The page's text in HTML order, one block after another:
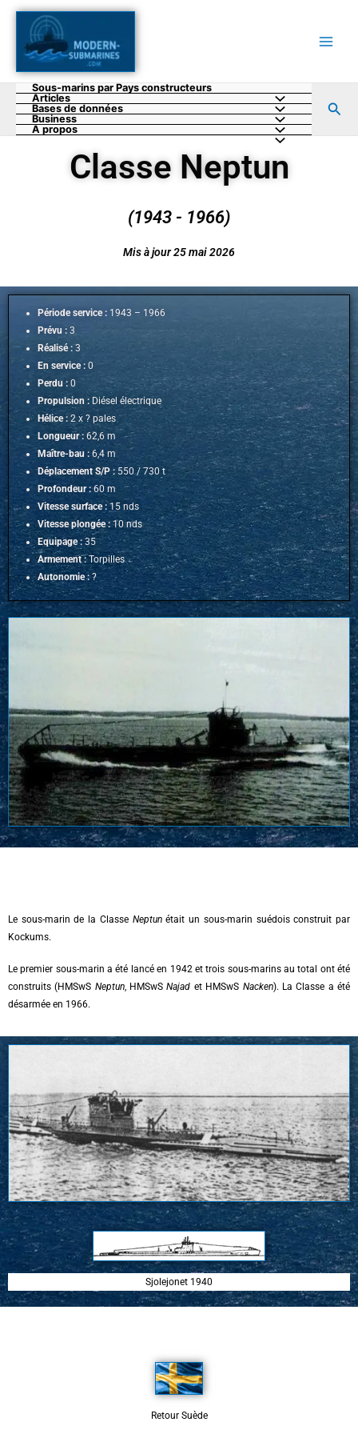
Aller
contenu
Sous-marins par Pays constructeurs
Articles
Bases de données
Business
A propos
Classe Neptun
(1943 - 1966)
Mis à jour 25 mai 2026
Période service : 1943 – 1966
Prévu : 3
Réalisé : 3
En service : 0
Perdu : 0
Propulsion : Diésel électrique
Hélice : 2 x ? pales
Longueur :62,6 m
Maître-bau :6,4 m
Déplacement S/P : 550 / 730 t
Profondeur :60 m
Vitesse surface :15 nds
Vitesse plongée :10 nds
Equipage : 35
Armement :Torpilles
Autonomie :?
Le sous-marin de la Classe Neptunétait un sous-marin suédois construit par
Kockums.
Le premier sous-marin a été lancé en 1942 et trois sous-marins au total ont été
construits (HMSwS Neptun, HMSwSNajad et HMSwS Nacken). La Classe a été
désarmée en 1966.
Sjolejonet 1940
Retour Suède